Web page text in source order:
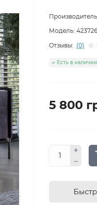
Модель: 423726
Отзывы: (0)
Есть в наличии
5 800